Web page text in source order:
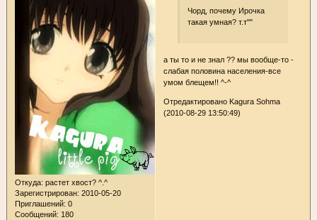
Откуда: растет хвост? ^.^
Зарегистрирован: 2010-05-20
Приглашений: 0
Сообщений: 180
Чорд, почему Ирочка
такая умная? т.т""
а ты то и не знал ?? мы вообще-то -
слабая половина населения-все
умом блещем!! ^-^
Отредактировано Kagura Sohma
(2010-08-29 13:50:49)